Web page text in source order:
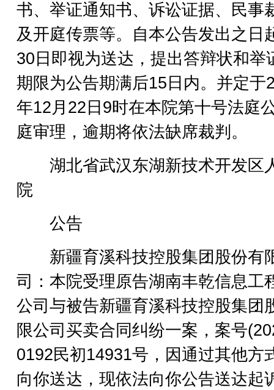
书、举证通知书、诉讼证据、民事
及开庭传票等。自本公告发出之日
30日即视为送达，提出答辩状和举
期限为公告期满后15日内。并定于
年12月22日9时在本院第十号法庭
庭审理，逾期将依法缺席裁判。
湖北省武汉东湖新技术开发区
院
公告
新疆育溪科技控股集团股份有
司：本院受理原告湖南丰乾信息工
公司与被告新疆育溪科技控股集团
限公司买卖合同纠纷一案，案号
0192民初14931号，因通过其他方
向你送达，现依法向你公告送达起